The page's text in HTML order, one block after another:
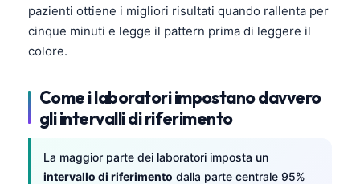
pazienti ottiene i migliori risultati quando rallenta per
cinque minuti e legge il pattern prima di leggere il
colore.
Come i laboratori impostano davvero
gli intervalli di riferimento
La maggior parte dei laboratori imposta un
intervallo di riferimento dalla parte centrale 95%